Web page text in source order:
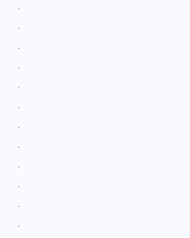
.
.
.
.
.
.
.
.
.
.
.
.